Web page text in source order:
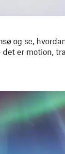
og se,
er motion,